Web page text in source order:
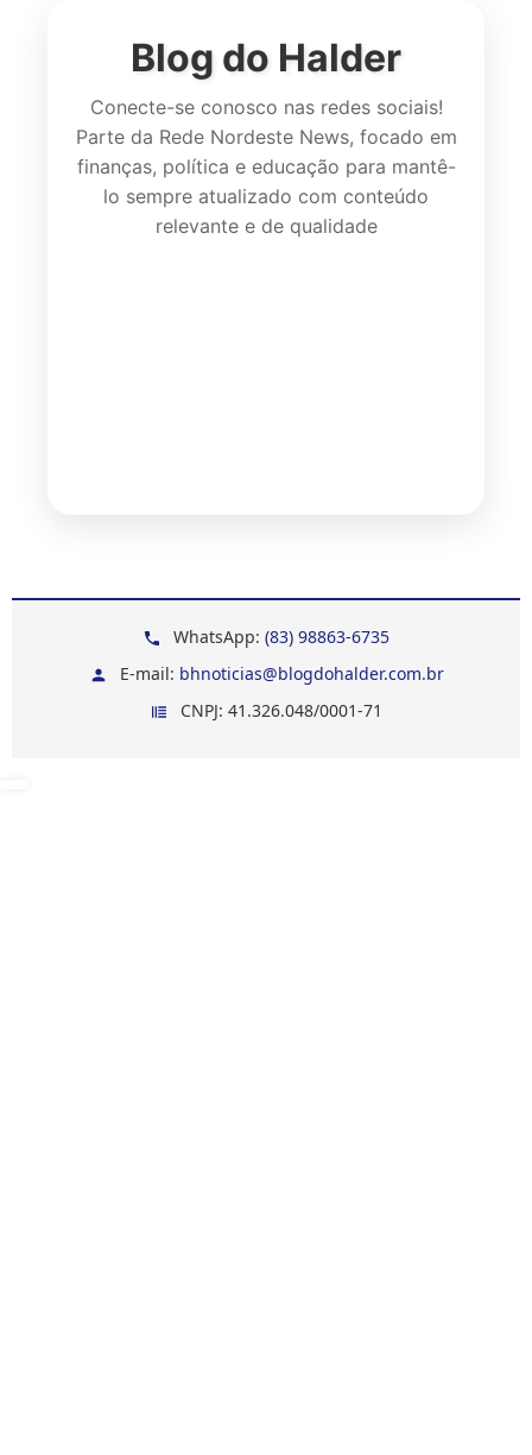
Blog do Halder
Conecte-se conosco nas redes sociais!
Parte da Rede Nordeste News, focado em
finanças, política e educação para mantê-
lo sempre atualizado com conteúdo
relevante e de qualidade
WhatsApp: (83) 98863-6735
E-mail: bhnoticias@blogdohalder.com.br
CNPJ: 41.326.048/0001-71